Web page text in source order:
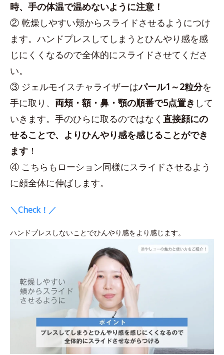
時、手の体温で温めないように注意！
② 乾燥しやすい頬からスライドさせるようにつけ
ます。ハンドプレスしてしまうとひんやり感を感
じにくくなるので全体的にスライドさせてくださ
い。
③ ジェルモイスチャライザーはパール1～2粒分を
手に取り、 両頬・額・鼻・顎の順番で5点置き して
いきます。手のひらに取るのではなく 直接顔にの
せることで、よりひんやり感を感じることができ
ます ！
④ こちらもローション同様にスライドさせるよう
に顔全体に伸ばします。
＼Check！／
ハンドプレスしないことでひんやり感をより感じます。